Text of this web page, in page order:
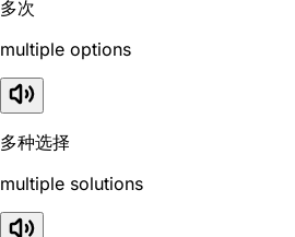
多次
multiple options
多种选择
multiple solutions